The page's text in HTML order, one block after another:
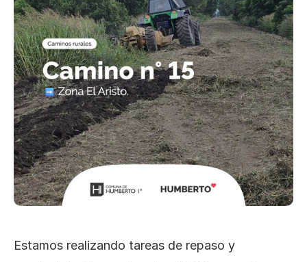
Estamos realizando tareas de repaso y